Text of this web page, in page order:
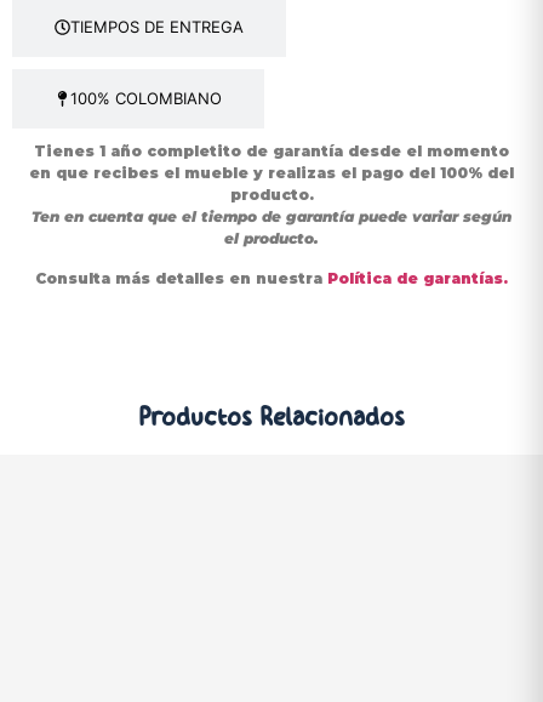
TIEMPOS DE ENTREGA
100% COLOMBIANO
Tienes 1 año completito de garantía desde el momento
en que recibes el mueble y realizas el pago del 100% del
producto.
Ten en cuenta que el tiempo de garantía puede variar según
el producto.
Consulta más detalles en nuestra Política de garantías.
Productos Relacionados